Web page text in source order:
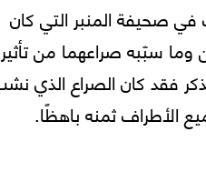
صحيفة المنبر التي كان
وما سبّبه صراعهما من تأثير
فقد كان الصراع الذي
الأطراف ثمنه باهظًا.